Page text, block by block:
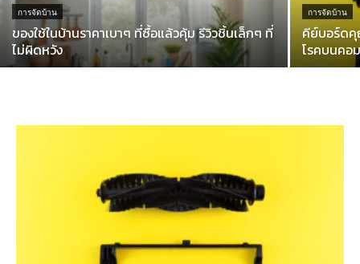
การจัดบ้าน
ของใช้ในบ้านราคาเบาๆ ที่ซื้อแล้วคุ้ม รีวิวชิ้นเล็กๆ ที่
ไม่ผิดหวัง
การจัดบ้าน
คีย์บอร์ด
โรคบนคอ